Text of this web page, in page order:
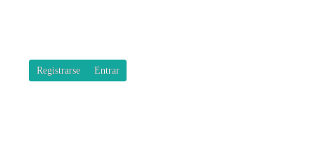
Registrarse Entrar